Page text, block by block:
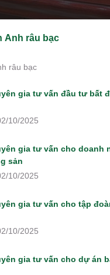
Anh râu bạc
râu bạc
gia tư vấn đầu tư bất
10/2025
gia tư vấn cho doanh
sản
10/2025
gia tư vấn cho tập
10/2025
gia tư vấn cho dự án